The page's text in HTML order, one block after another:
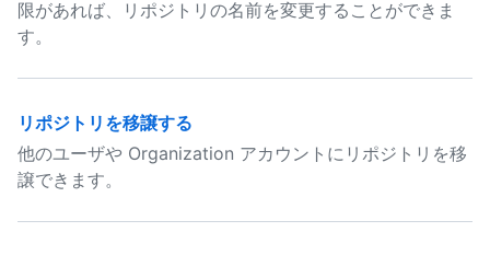
限があれば、リポジトリの名前を変更することができま
す。
リポジトリを移譲する
他のユーザや Organization アカウントにリポジトリを移
譲できます。